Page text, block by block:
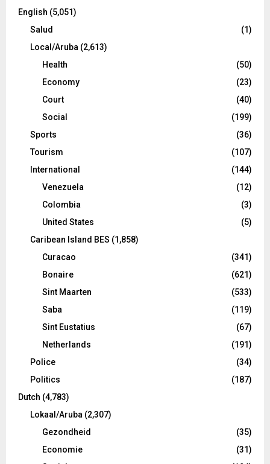
English (5,051)
Salud
(1)
Local/Aruba (2,613)
Health
(50)
Economy
(23)
Court
(40)
Social
(199)
Sports
(36)
Tourism
(107)
International
(144)
Venezuela
(12)
Colombia
(3)
United States
(5)
Caribean Island BES (1,858)
Curacao
(341)
Bonaire
(621)
Sint Maarten
(533)
Saba
(119)
Sint Eustatius
(67)
Netherlands
(191)
Police
(34)
Politics
(187)
Dutch (4,783)
Lokaal/Aruba (2,307)
Gezondheid
(35)
Economie
(31)